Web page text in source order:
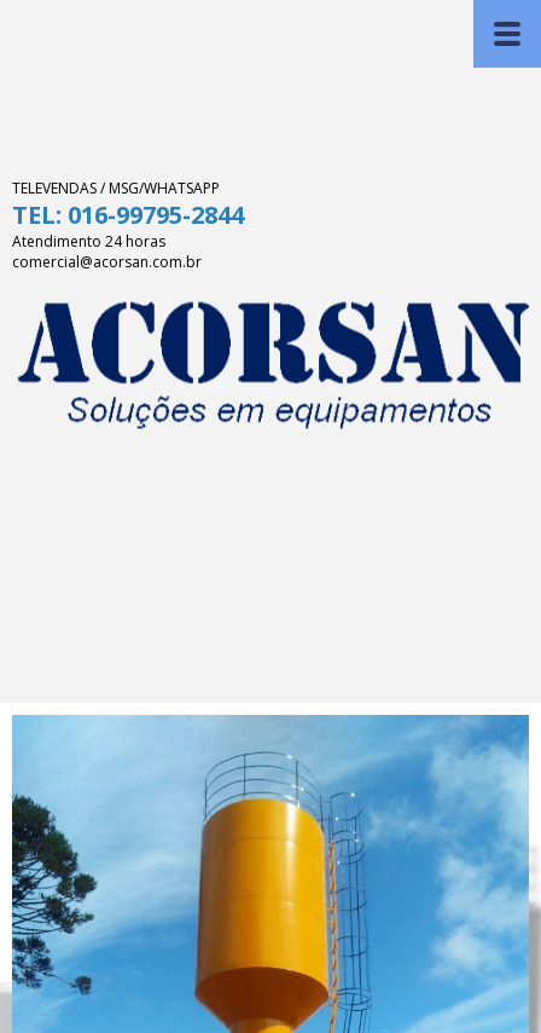
TELEVENDAS / MSG/WHATSAPP
TEL: 016-99795-2844
Atendimento 24 horas
comercial@acorsan.com.br